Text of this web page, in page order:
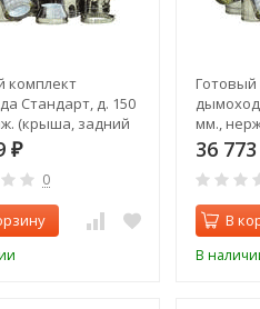
комплект
Стандарт, д. 150
(крыша, задний
₽
0
мм.,
выход)
36
В
В